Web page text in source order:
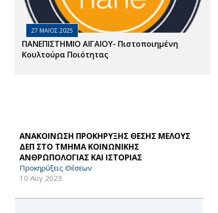
27 ΜΑΙΟΣ 2025
ΠΑΝΕΠΙΣΤΗΜΙΟ ΑΙΓΑΙΟΥ- Πιστοποιημένη
Κουλτούρα Ποιότητας
ΑΝΑΚΟΙΝΩΣΗ ΠΡΟΚΗΡΥΞΗΣ ΘΕΣΗΣ ΜΕΛΟΥΣ
ΔΕΠ ΣΤΟ ΤΜΗΜΑ ΚΟΙΝΩΝΙΚΗΣ
ΑΝΘΡΩΠΟΛΟΓΙΑΣ ΚΑΙ ΙΣΤΟΡΙΑΣ
Προκηρύξεις Θέσεων
10 Αυγ 2023